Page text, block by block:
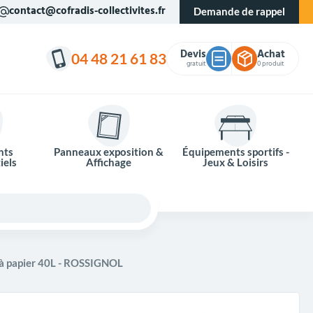
contact@cofradis-collectivites.fr Demande de rappel
04 48 21 61 83 Devis
gratuit
Achat
0 produit
Panneaux exposition &
Affichage
Équipements sportifs -
Jeux & Loisirs
papier 40L - ROSSIGNOL